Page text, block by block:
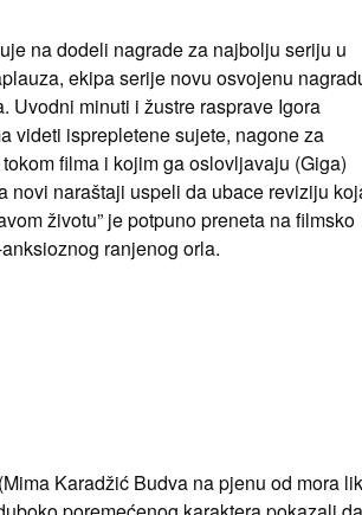
na dodeli nagrade za najbolju seriju u
ekipa serije novu osvojenu
Uvodni minuti i žustre rasprave Igora
videti isprepletene sujete, nagone za
filma i kojim ga oslovljavaju (Giga)
novi naraštaji uspeli da ubace reviziju
životu” je potpuno preneta na filmsko
ranjenog orla.
Karadžić Budva na pjenu od mora